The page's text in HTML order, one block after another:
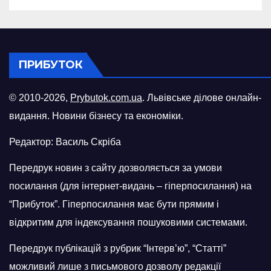
ПРИБУТОК
© 2010-2026, Prybutok.com.ua. Львівське ділове онлайн-
видання. Новини бізнесу та економіки.
Редактор: Василь Скріба
Передрук новин з сайту дозволяється за умови
посилання (для інтернет-видань – гіперпосилання) на
“Прибуток”. Гіперпосилання має бути прямим і
відкритим для індексування пошуковими системами.
Передрук публікацій з рубрик “Інтерв’ю”, “Статті”
можливий лише з письмового дозволу редакції